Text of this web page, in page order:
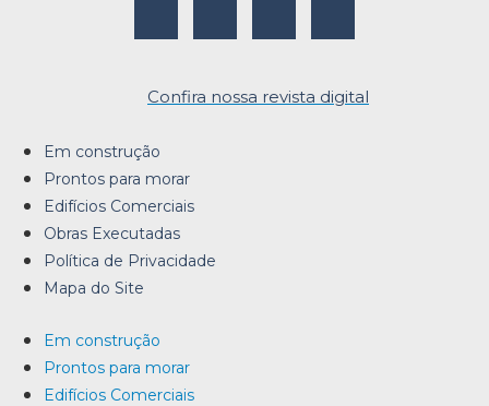
Confira nossa revista digital
Em construção
Prontos para morar
Edifícios Comerciais
Obras Executadas
Política de Privacidade
Mapa do Site
Em construção
Prontos para morar
Edifícios Comerciais